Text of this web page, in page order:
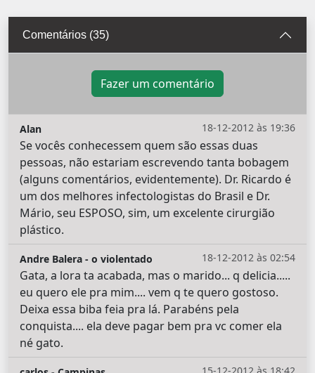
Comentários (35)
Fazer um comentário
18-12-2012 às 19:36
Alan
Se vocês conhecessem quem são essas duas
pessoas, não estariam escrevendo tanta bobagem
(alguns comentários, evidentemente). Dr. Ricardo é
um dos melhores infectologistas do Brasil e Dr.
Mário, seu ESPOSO, sim, um excelente cirurgião
plástico.
18-12-2012 às 02:54
Andre Balera - o violentado
Gata, a lora ta acabada, mas o marido... q delicia.....
eu quero ele pra mim.... vem q te quero gostoso.
Deixa essa biba feia pra lá. Parabéns pela
conquista.... ela deve pagar bem pra vc comer ela
né gato.